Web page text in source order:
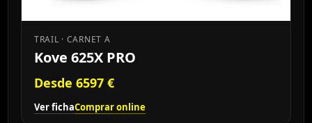
TRAIL · CARNET A
Kove 625X PRO
Desde 6597 €
Ver fichaComprar online